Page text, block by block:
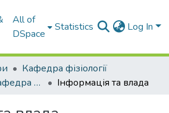
All of
DSpace
Statistics Log In
Кафедра фізіології
Наукові праці. Кафедра фізіології
Інформація та влада